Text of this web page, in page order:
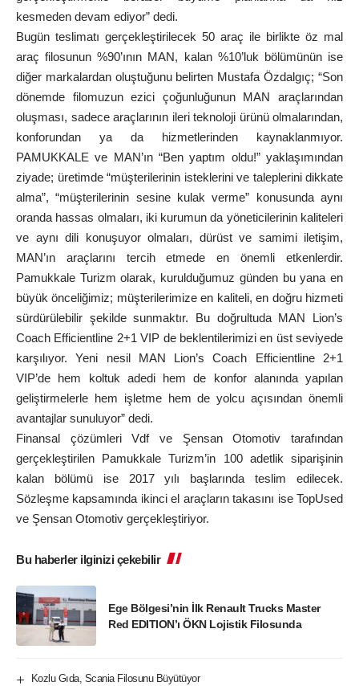
kesmeden devam ediyor” dedi.
Bugün teslimatı gerçekleştirilecek 50 araç ile birlikte öz mal
araç filosunun %90’ının MAN, kalan %10’luk bölümünün ise
diğer markalardan oluştuğunu belirten Mustafa Özdalgıç; “Son
dönemde filomuzun ezici çoğunluğunun MAN araçlarından
oluşması, sadece araçlarının ileri teknoloji ürünü olmalarından,
konforundan ya da hizmetlerinden kaynaklanmıyor.
PAMUKKALE ve MAN’ın “Ben yaptım oldu!” yaklaşımından
ziyade; üretimde “müşterilerinin isteklerini ve taleplerini dikkate
alma”, “müşterilerinin sesine kulak verme” konusunda aynı
oranda hassas olmaları, iki kurumun da yöneticilerinin kaliteleri
ve aynı dili konuşuyor olmaları, dürüst ve samimi iletişim,
MAN’ın araçlarını tercih etmede en önemli etkenlerdir.
Pamukkale Turizm olarak, kurulduğumuz günden bu yana en
büyük önceliğimiz; müşterilerimize en kaliteli, en doğru hizmeti
sürdürülebilir şekilde sunmaktır. Bu doğrultuda MAN Lion’s
Coach Efficientline 2+1 VIP de beklentilerimizi en üst seviyede
karşılıyor. Yeni nesil MAN Lion’s Coach Efficientline 2+1
VIP’de hem koltuk adedi hem de konfor alanında yapılan
geliştirmelerle hem işletme hem de yolcu açısından önemli
avantajlar sunuluyor” dedi.
Finansal çözümleri Vdf ve Şensan Otomotiv tarafından
gerçekleştirilen Pamukkale Turizm’in 100 adetlik siparişinin
kalan bölümü ise 2017 yılı başlarında teslim edilecek.
Sözleşme kapsamında ikinci el araçların takasını ise TopUsed
ve Şensan Otomotiv gerçekleştiriyor.
Bu haberler ilginizi çekebilir
Ege Bölgesi’nin İlk Renault Trucks Master
Red EDITION’ı ÖKN Lojistik Filosunda
Kozlu Gıda, Scania Filosunu Büyütüyor